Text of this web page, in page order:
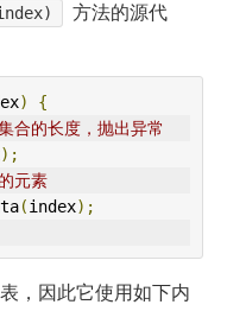
方法的源代
)
{
的长度，抛出异常
);
元素
(index);
，因此它使用如下内